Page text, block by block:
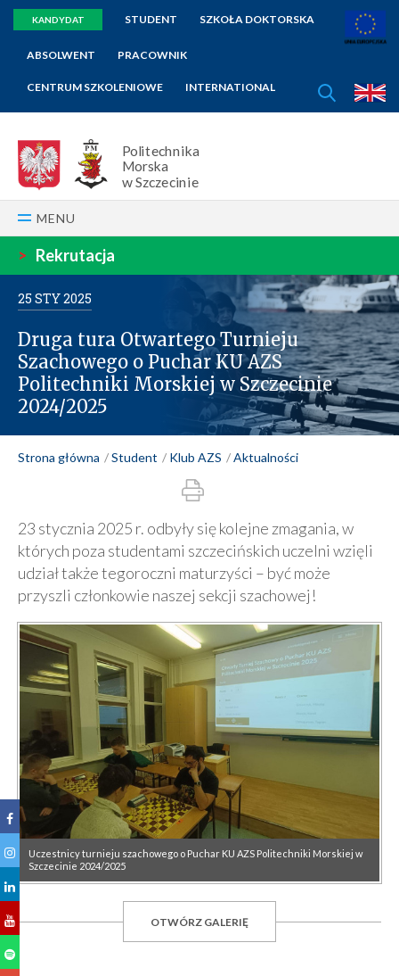
KANDYDAT STUDENT SZKOŁA DOKTORSKA
ABSOLWENT PRACOWNIK
CENTRUM SZKOLENIOWE INTERNATIONAL
Politechnika
Morska
w Szczecinie
SZUKAJ
MENU
> Rekrutacja
25 STY2025
Druga tura Otwartego Turnieju
Szachowego o Puchar KU AZS
Politechniki Morskiej w Szczecinie
2024/2025
Strona główna Student Klub AZS Aktualności
23 stycznia 2025 r. odbyły się kolejne zmagania, w
których poza studentami szczecińskich uczelni wzięli
udział także tegoroczni maturzyści – być może
przyszli członkowie naszej sekcji szachowej!
Uczestnicy turnieju szachowego o Puchar KU AZS Politechniki Morskiej w
Szczecinie 2024/2025
OTWÓRZ GALERIĘ